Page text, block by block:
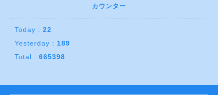
カウンター
Today : 22
Yesterday : 189
Total : 665398